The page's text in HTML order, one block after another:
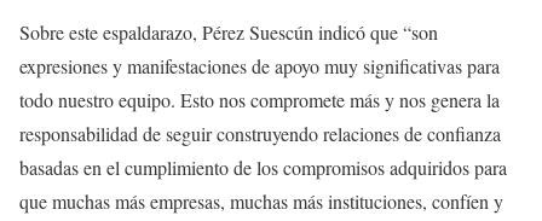
Sobre este espaldarazo, Pérez Suescún indicó que “son
expresiones y manifestaciones de apoyo muy significativas para
todo nuestro equipo. Esto nos compromete más y nos genera la
responsabilidad de seguir construyendo relaciones de confianza
basadas en el cumplimiento de los compromisos adquiridos para
que muchas más empresas, muchas más instituciones, confíen y